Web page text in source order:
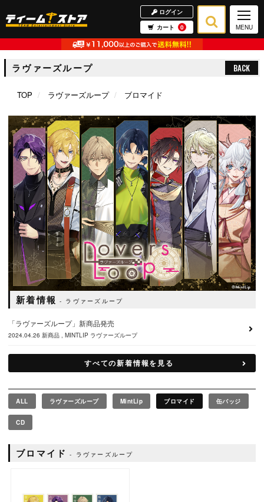
ログイン
カート
0 MENU
ラヴァーズループ BACK
TOP ラヴァーズループ ブロマイド
新着情報 ラヴァーズループ
「ラヴァーズループ」新商品発売
2024.04.26 新商品 MINTLIP ラヴァーズループ
すべての新着情報を見る
ALL ラヴァーズループ MintLip ブロマイド 缶バッジ
CD
ブロマイド ラヴァーズループ